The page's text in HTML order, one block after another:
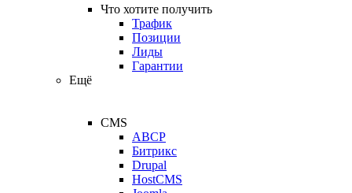
Что хотите получить
Трафик
Позиции
Лиды
Гарантии
Ещё
CMS
ABCP
Битрикс
Drupal
HostCMS